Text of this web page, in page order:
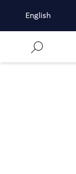
English